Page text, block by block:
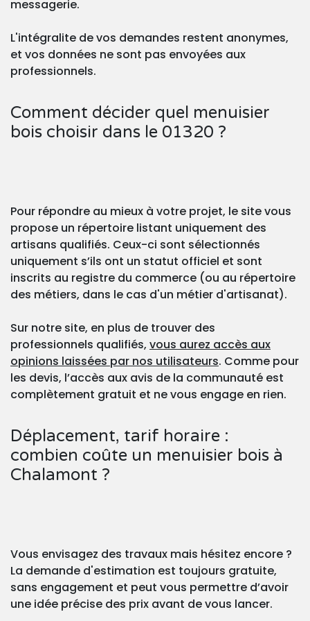
messagerie.
L'intégralite de vos demandes restent anonymes,
et vos données ne sont pas envoyées aux
professionnels.
Comment décider quel menuisier
bois choisir dans le 01320 ?
Pour répondre au mieux à votre projet, le site vous
propose un répertoire listant uniquement des
artisans qualifiés. Ceux-ci sont sélectionnés
uniquement s’ils ont un statut officiel et sont
inscrits au registre du commerce (ou au répertoire
des métiers, dans le cas d'un métier d'artisanat).
Sur notre site, en plus de trouver des
professionnels qualifiés, vous aurez accès aux
opinions laissées par nos utilisateurs. Comme pour
les devis, l’accès aux avis de la communauté est
complètement gratuit et ne vous engage en rien.
Déplacement, tarif horaire :
combien coûte un menuisier bois à
Chalamont ?
Vous envisagez des travaux mais hésitez encore ?
La demande d'estimation est toujours gratuite,
sans engagement et peut vous permettre d’avoir
une idée précise des prix avant de vous lancer.